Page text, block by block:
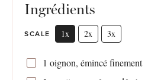
Ingrédients
SCALE 1x 2x 3x
1 oignon, émincé finement